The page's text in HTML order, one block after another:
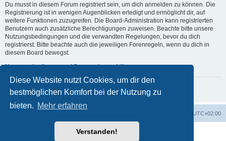
Diese Website nutzt Cookies, um dir den
bestmöglichen Komfort bei der Nutzung zu
bieten. Mehr erfahren
Verstanden!
Du musst in diesem Forum registriert sein, um dich anmelden zu können. Die
Registrierung ist in wenigen Augenblicken erledigt und ermöglicht dir, auf
weitere Funktionen zuzugreifen. Die Board-Administration kann registrierten
Benutzern auch zusätzliche Berechtigungen zuweisen. Beachte bitte unsere
Nutzungsbedingungen und die verwandten Regelungen, bevor du dich
registrierst. Bitte beachte auch die jeweiligen Forenregeln, wenn du dich in
diesem Board bewegst.
Nutzungsbedingungen|Datenschutzerklärung
Registrieren
UTC+02:00
Powered byphpBB® Forum Software © phpBB Limited